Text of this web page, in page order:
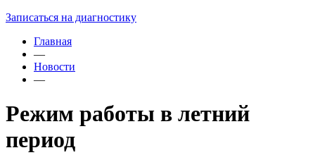
Записаться на диагностику
Главная
—
Новости
—
Режим работы в летний
период